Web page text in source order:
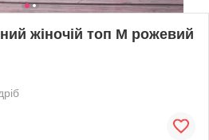
жіночій топ M рожевий